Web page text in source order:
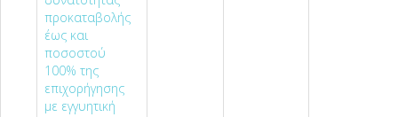
προκαταβολής
έως και
ποσοστού
100% της
επιχορήγησης
µε εγγυητική